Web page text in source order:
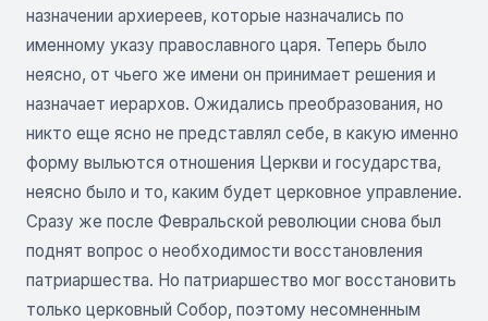
назначении архиереев, которые назначались по
именному указу православного царя. Теперь было
неясно, от чьего же имени он принимает решения и
назначает иерархов. Ожидались преобразования, но
никто еще ясно не представлял себе, в какую именно
форму выльются отношения Церкви и государства,
неясно было и то, каким будет церковное управление.
Сразу же после Февральской революции снова был
поднят вопрос о необходимости восстановления
патриаршества. Но патриаршество мог восстановить
только церковный Собор, поэтому несомненным